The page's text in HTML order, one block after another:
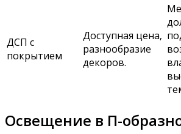
ДСП с
покрытием
Доступная цена‚
разнообразие
декоров.
Освещение в П-